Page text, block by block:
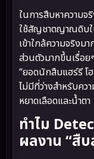
ในการสืบหาความจ
ใช้สัญชาตญาณดิบใ
เข้าใกล้ความจริงม
ส่วนตัวมากขึ้นเรื่อ
“ยอดนักสืบแฮร์รี โ
ไม่มีที่ว่างสำหรับคว
หยาดเลือดและน้ำตา
ทำไม
ผลงาน “สื